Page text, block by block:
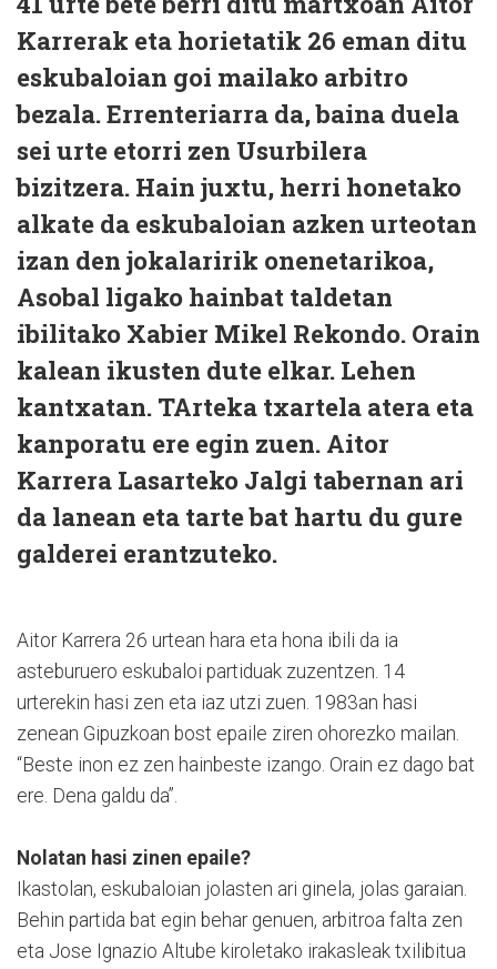
Karrerak eta horietatik 26 eman ditu
eskubaloian goi mailako arbitro
bezala. Errenteriarra da, baina duela
sei urte etorri zen Usurbilera
bizitzera. Hain juxtu, herri honetako
alkate da eskubaloian azken urteotan
izan den jokalaririk onenetarikoa,
Asobal ligako hainbat taldetan
ibilitako Xabier Mikel Rekondo. Orain
kalean ikusten dute elkar. Lehen
kantxatan. TArteka txartela atera eta
kanporatu ere egin zuen. Aitor
Karrera Lasarteko Jalgi tabernan ari
da lanean eta tarte bat hartu du gure
galderei erantzuteko.
Aitor Karrera 26 urtean hara eta hona ibili da ia
asteburuero eskubaloi partiduak zuzentzen. 14
urterekin hasi zen eta iaz utzi zuen. 1983an hasi
zenean Gipuzkoan bost epaile ziren ohorezko mailan.
“Beste inon ez zen hainbeste izango. Orain ez dago bat
ere. Dena galdu da”.
Nolatan hasi zinen epaile?
Ikastolan, eskubaloian jolasten ari ginela, jolas garaian.
Behin partida bat egin behar genuen, arbitroa falta zen
eta Jose Ignazio Altube kiroletako irakasleak txilibitua